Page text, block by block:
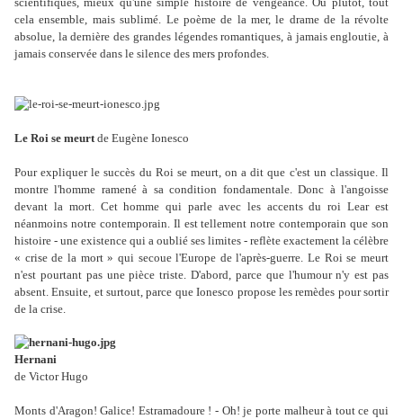
cela ensemble, mais sublimé. Le poème de la mer, le drame de la révolte
absolue, la dernière des grandes légendes romantiques, à jamais engloutie, à
jamais conservée dans le silence des mers profondes.
Le Roi se meurtde Eugène Ionesco
Pour expliquer le succès du Roi se meurt, on a dit que c'est un classique. Il
montre l'homme ramené à sa condition fondamentale. Donc à l'angoisse
devant la mort. Cet homme qui parle avec les accents du roi Lear est
néanmoins notre contemporain. Il est tellement notre contemporain que son
histoire - une existence qui a oublié ses limites - reflète exactement la célèbre
« crise de la mort » qui secoue l'Europe de l'après-guerre. Le Roi se meurt
n'est pourtant pas une pièce triste. D'abord, parce que l'humour n'y est pas
absent. Ensuite, et surtout, parce que Ionesco propose les remèdes pour sortir
de la crise.
Hernani
de Victor Hugo
Monts d'Aragon! Galice! Estramadoure ! - Oh! je porte malheur à tout ce qui